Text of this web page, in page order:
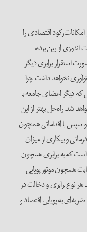
رکود اقتصادی را
اندوزی از بین برده،
استقرار برابری دیگر
نخواهد داشت چرا
که دیگر اعضای جامعه با
شد. راه‌حل بهتر از این
و سپس با اقداماتی همچون
و بیکاری از میزان
است که به برابری همچون
همچون موتور پویایی
هر نوع برابری و دخالت در
به پویایی اقتصاد و